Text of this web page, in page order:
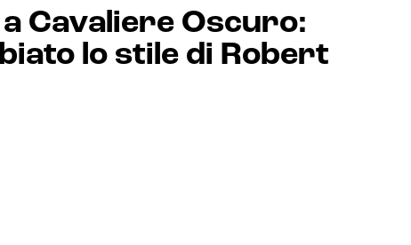
Cavaliere Oscuro:
lo stile di Robert